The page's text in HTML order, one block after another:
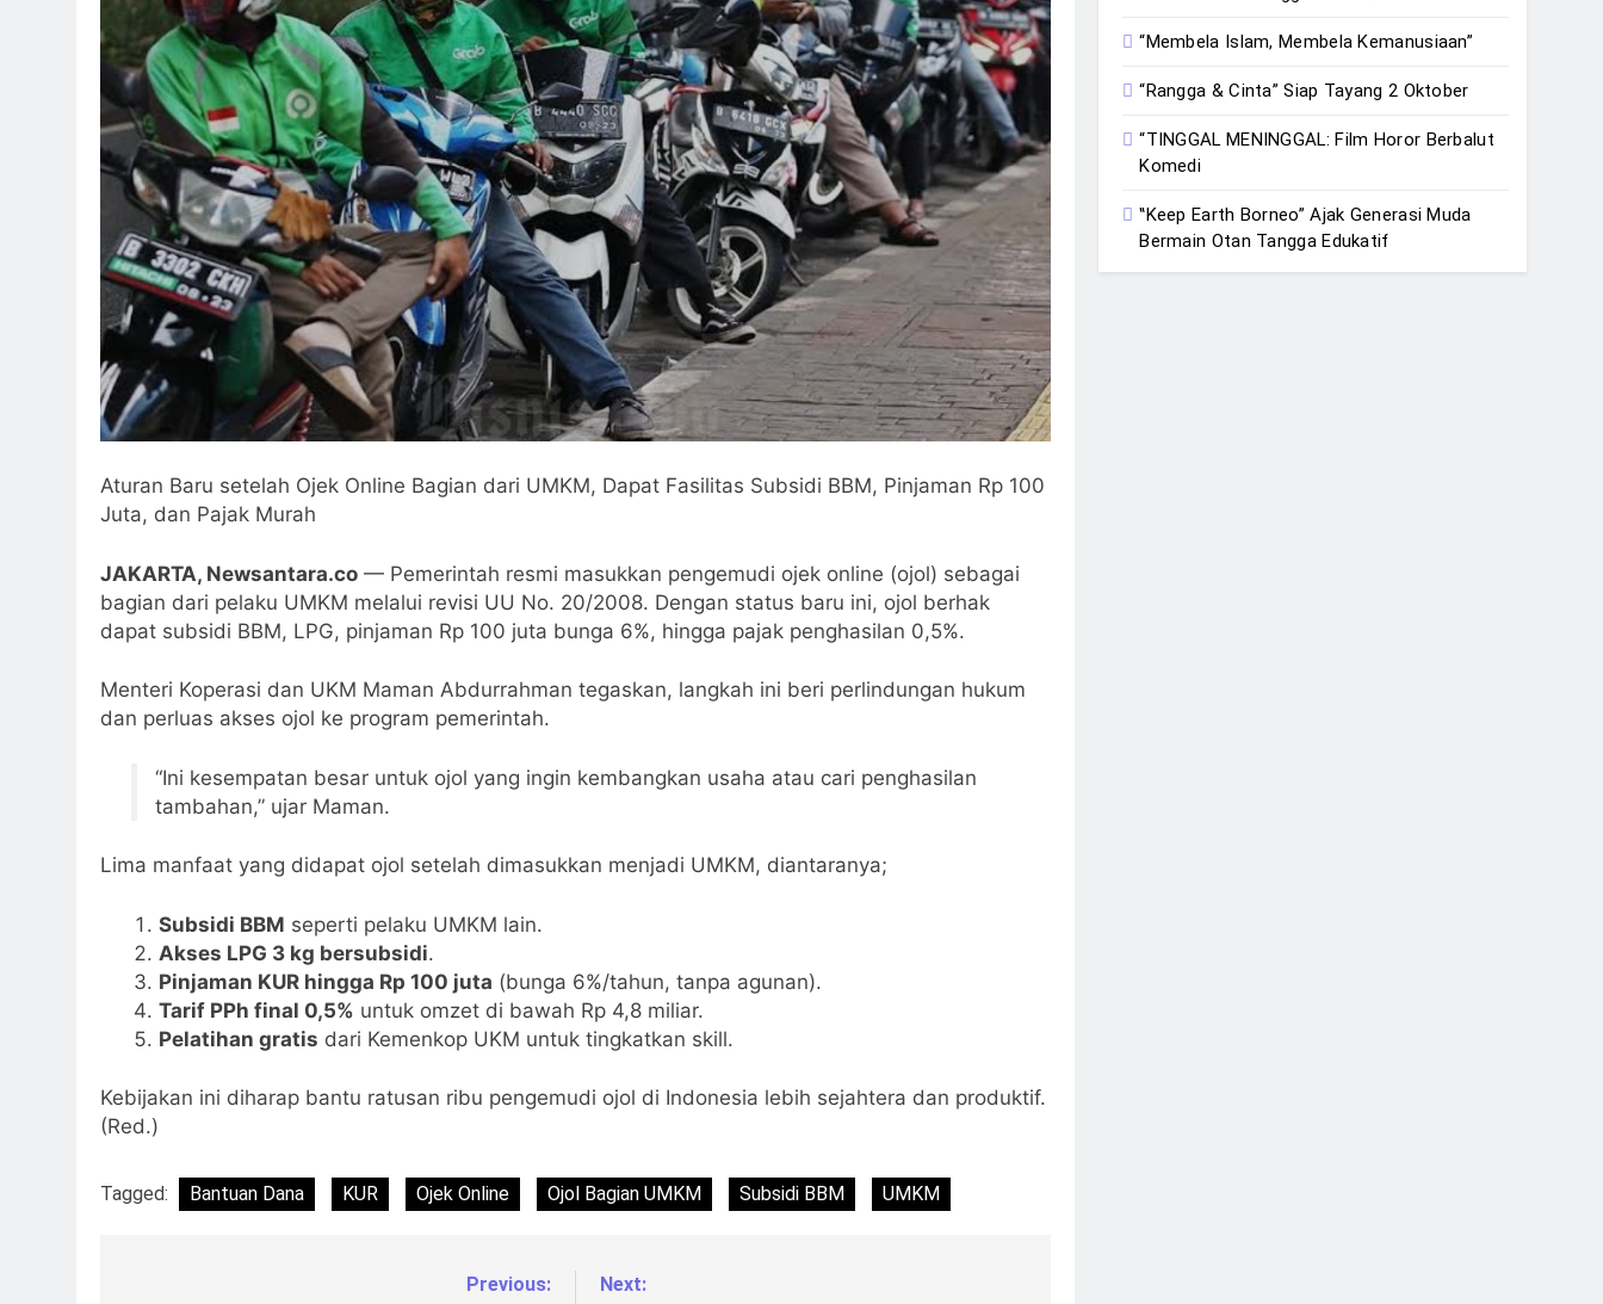
Aturan Baru setelah Ojek Online Bagian dari UMKM, Dapat Fasilitas Subsidi BBM, Pinjaman Rp 100
Juta, dan Pajak Murah
JAKARTA, Newsantara.co — Pemerintah resmi masukkan pengemudi ojek online (ojol) sebagai
bagian dari pelaku UMKM melalui revisi UU No. 20/2008. Dengan status baru ini, ojol berhak
dapat subsidi BBM, LPG, pinjaman Rp 100 juta bunga 6%, hingga pajak penghasilan 0,5%.
Menteri Koperasi dan UKM Maman Abdurrahman tegaskan, langkah ini beri perlindungan hukum
dan perluas akses ojol ke program pemerintah.
“Ini kesempatan besar untuk ojol yang ingin kembangkan usaha atau cari penghasilan
tambahan,” ujar Maman.
Lima manfaat yang didapat ojol setelah dimasukkan menjadi UMKM, diantaranya;
Subsidi BBM seperti pelaku UMKM lain.
Akses LPG 3 kg bersubsidi.
Pinjaman KUR hingga Rp 100 juta (bunga 6%/tahun, tanpa agunan).
Tarif PPh final 0,5% untuk omzet di bawah Rp 4,8 miliar.
Pelatihan gratis dari Kemenkop UKM untuk tingkatkan skill.
Kebijakan ini diharap bantu ratusan ribu pengemudi ojol di Indonesia lebih sejahtera dan produktif.
(Red.)
Tagged: Bantuan Dana KUR Ojek Online Ojol Bagian UMKM Subsidi BBM UMKM
Previous:
Next:
“Membela Islam, Membela Kemanusiaan”
“Rangga & Cinta” Siap Tayang 2 Oktober
“TINGGAL MENINGGAL: Film Horor Berbalut
Komedi
‟Keep Earth Borneo” Ajak Generasi Muda
Bermain Otan Tangga Edukatif